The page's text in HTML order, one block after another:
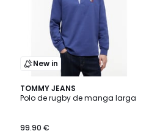
New in
TOMMY JEANS
Polo de rugby de manga larga
99.90 €